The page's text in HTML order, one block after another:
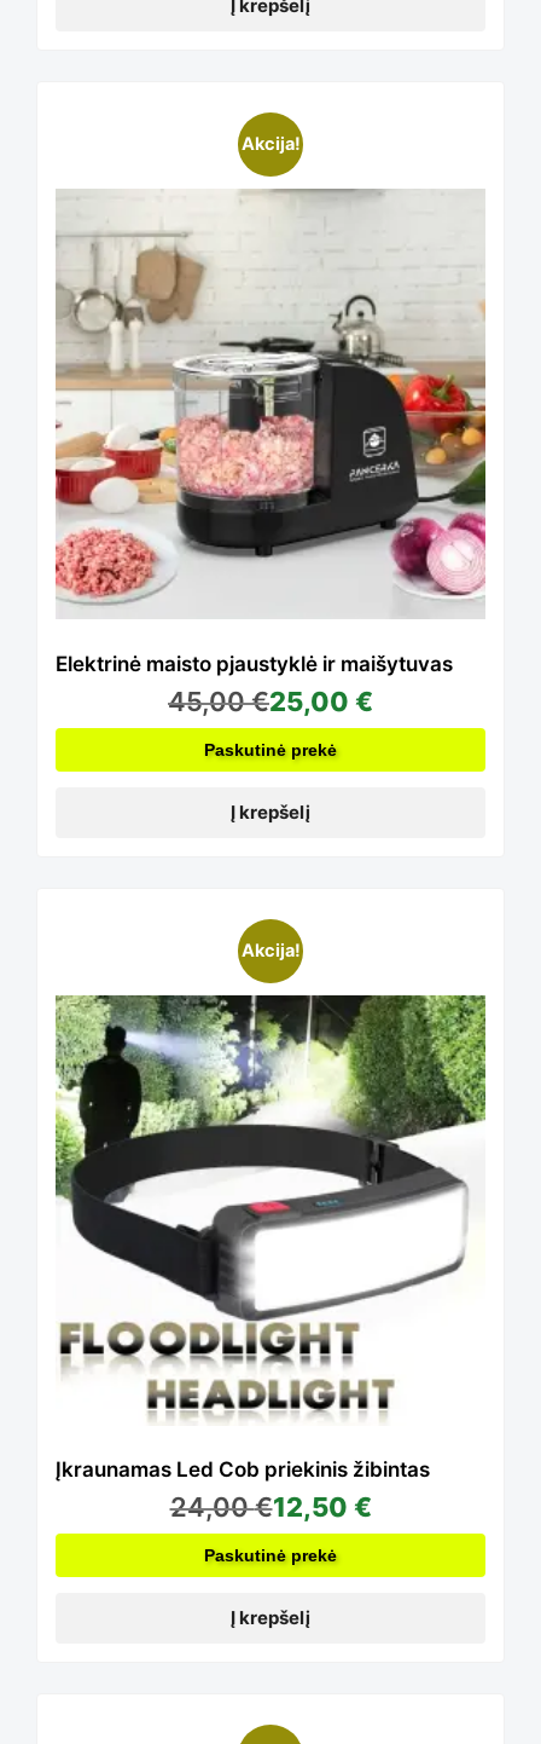
Į krepšelį
Akcija!
Elektrinė maisto pjaustyklė ir maišytuvas
45,00€25,00 €
Paskutinė prekė
Į krepšelį
Akcija!
Įkraunamas Led Cob priekinis žibintas
24,00€12,50 €
Paskutinė prekė
Į krepšelį